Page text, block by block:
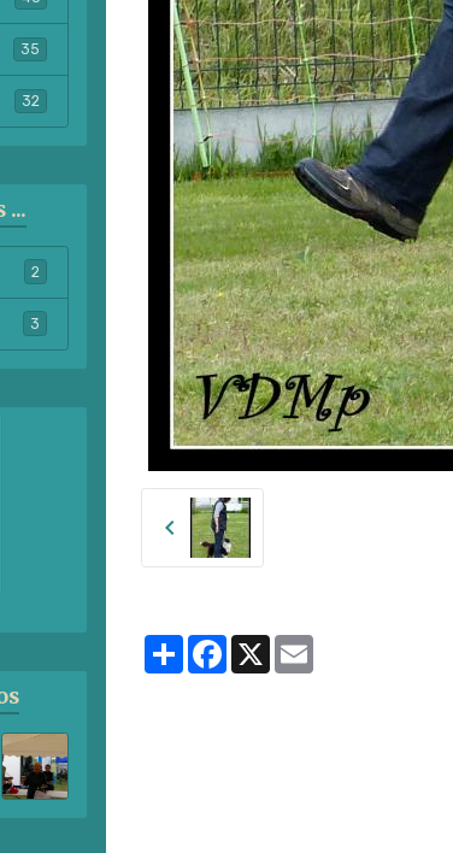
PartagerFacebook
X
35
32
...
2
3